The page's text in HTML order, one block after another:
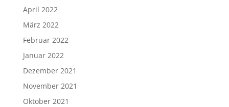
April 2022
März 2022
Februar 2022
Januar 2022
Dezember 2021
November 2021
Oktober 2021